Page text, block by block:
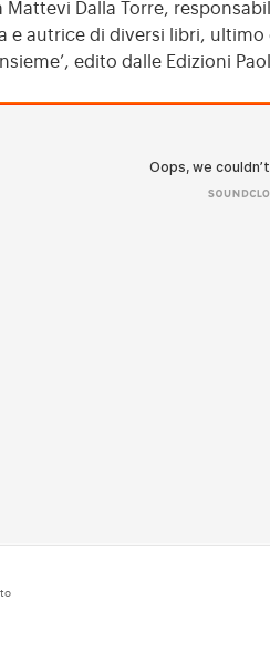
Mattevi Dalla Torre,
e autrice di diversi libri, ultimo
edito dalle Edizioni